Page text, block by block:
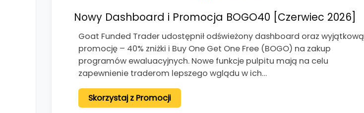
Nowy Dashboard i Promocja BOGO40 [Czerwiec 2026]
Goat Funded Trader udostępnił odświeżony dashboard oraz wyjątkową
promocję – 40% zniżki i Buy One Get One Free (BOGO) na zakup
programów ewaluacyjnych. Nowe funkcje pulpitu mają na celu
zapewnienie traderom lepszego wglądu w ich…
Skorzystaj z Promocji